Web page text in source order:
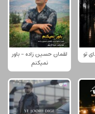
تو
لقمان حسین زاده - باور
نمیکنم